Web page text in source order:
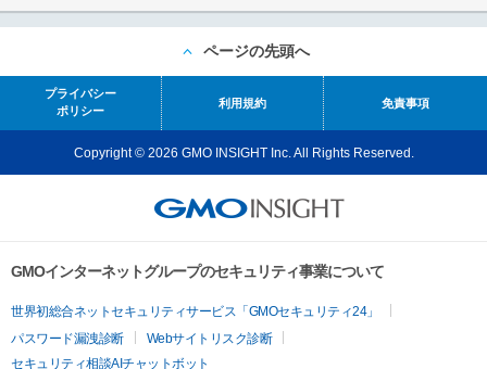
ページの先頭へ
プライバシー
ポリシー
利用規約 免責事項
Copyright © 2026 GMO INSIGHT Inc. All Rights Reserved.
GMOインターネットグループのセキュリティ事業について
世界初総合ネットセキュリティサービス「GMOセキュリティ24」
パスワード漏洩診断
Webサイトリスク診断
セキュリティ相談AIチャットボット